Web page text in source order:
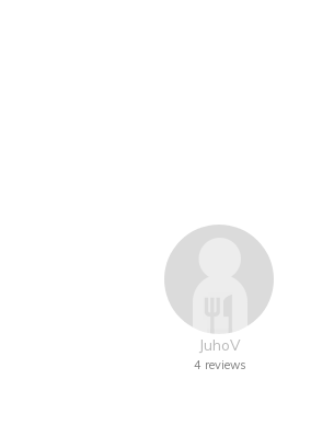
JuhoV
4 reviews